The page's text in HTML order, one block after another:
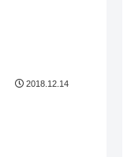
2018.12.14